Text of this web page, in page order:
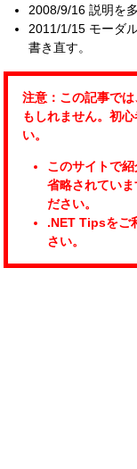
2008/9/16 説明を
2011/1/15 モーダ
書き直す。
注意：この記事で
もしれません。初
い。
このサイトで
省略されていま
ださい。
.NET Tipsをご
さい。